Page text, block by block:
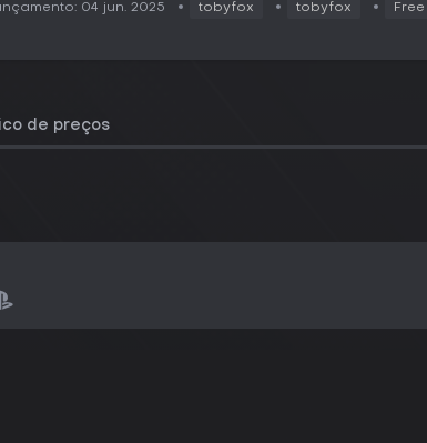
04 jun. 2025 tobyfox tobyfox
de preços